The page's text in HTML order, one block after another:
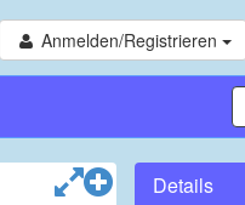
Anmelden/Registrieren
Details